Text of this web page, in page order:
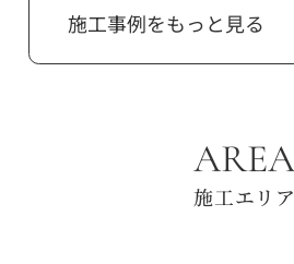
施工事例をもっと見る
AREA
施工エリア